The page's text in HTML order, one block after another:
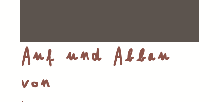
Auf und Abbau
von